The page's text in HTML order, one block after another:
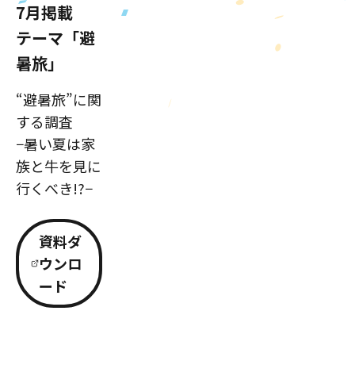
7月掲載
テーマ「避
暑旅」
“避暑旅”に関
する調査
−暑い夏は家
族と牛を見に
行くべき!?−
資料ダ
ウンロ
ード